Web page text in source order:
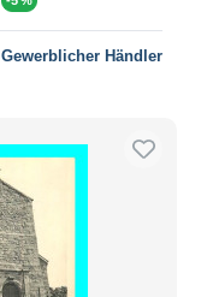
Gewerblicher Händler